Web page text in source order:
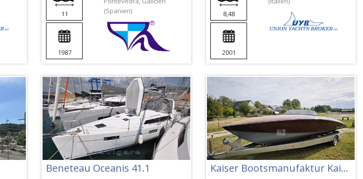
11
1987
(Spanien)
8,48
2001
Beneteau Oceanis 41.1 Kaiser Bootsmanufaktur Kaiser 650